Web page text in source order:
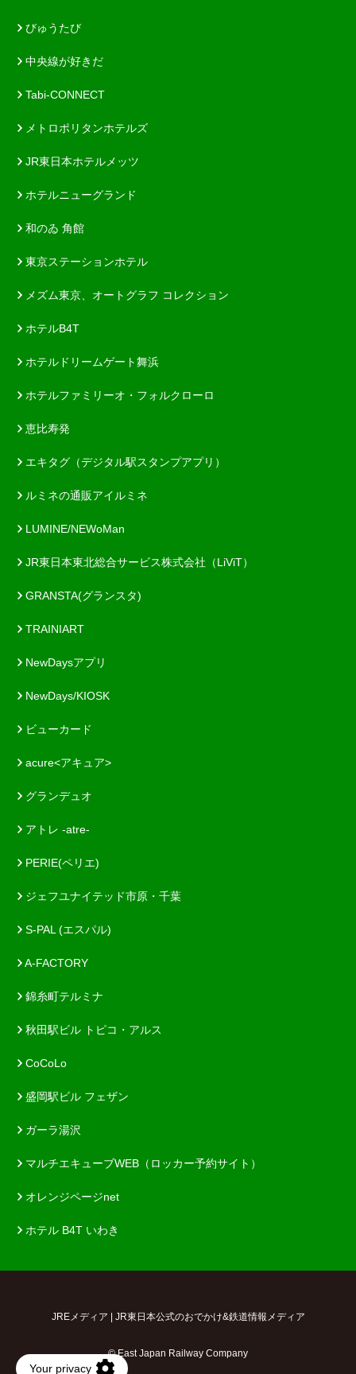
びゅうたび
中央線が好きだ
Tabi-CONNECT
メトロポリタンホテルズ
JR東日本ホテルメッツ
ホテルニューグランド
和のゐ 角館
東京ステーションホテル
メズム東京、オートグラフ コレクション
ホテルB4T
ホテルドリームゲート舞浜
ホテルファミリーオ・フォルクローロ
恵比寿発
エキタグ（デジタル駅スタンプアプリ）
ルミネの通販アイルミネ
LUMINE/NEWoMan
JR東日本東北総合サービス株式会社（LiViT）
GRANSTA(グランスタ)
TRAINIART
NewDaysアプリ
NewDays/KIOSK
ビューカード
acure<アキュア>
グランデュオ
アトレ -atre-
PERIE(ペリエ)
ジェフユナイテッド市原・千葉
S-PAL (エスパル)
A-FACTORY
錦糸町テルミナ
秋田駅ビル トピコ・アルス
CoCoLo
盛岡駅ビル フェザン
ガーラ湯沢
マルチエキューブWEB（ロッカー予約サイト）
オレンジページnet
ホテル B4T いわき
JREメディア | JR東日本公式のおでかけ&鉄道情報メディア
© East Japan Railway Company